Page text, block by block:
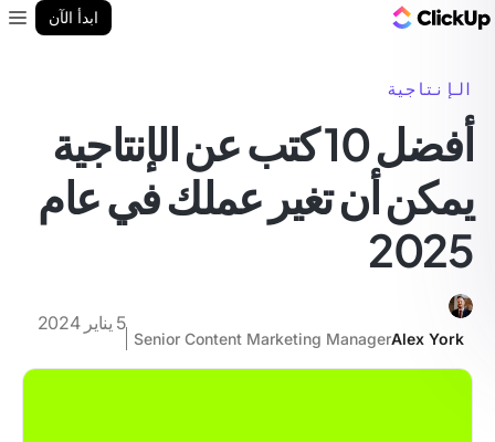
ابدأ الآن
الإنتاجية
أفضل 10 كتب عن الإنتاجية
يمكن أن تغير عملك في عام
2025
Alex York
Senior Content Marketing Manager
5 يناير 2024